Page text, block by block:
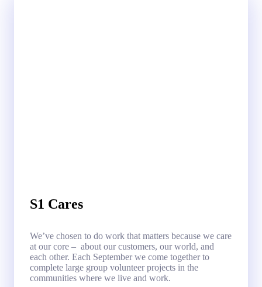
S1 Cares
We’ve chosen to do work that matters because we care
at our core – about our customers, our world, and
each other. Each September we come together to
complete large group volunteer projects in the
communities where we live and work.